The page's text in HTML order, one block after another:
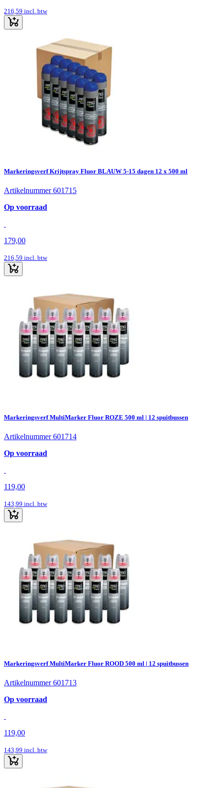
216,59 incl. btw
Markeringsverf Krijtspray Fluor BLAUW 5-15 dagen 12 x 500 ml
Artikelnummer 601715
Op voorraad
179,00
216,59 incl. btw
Markeringsverf MultiMarker Fluor ROZE 500 ml | 12 spuitbussen
Artikelnummer 601714
Op voorraad
119,00
143,99 incl. btw
Markeringsverf MultiMarker Fluor ROOD 500 ml | 12 spuitbussen
Artikelnummer 601713
Op voorraad
119,00
143,99 incl. btw